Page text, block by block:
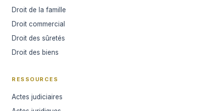
Droit de la famille
Droit commercial
Droit des sûretés
Droit des biens
RESSOURCES
Actes judiciaires